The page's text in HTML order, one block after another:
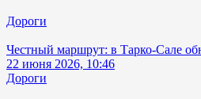
Дороги
Честный маршрут: в Тарко-Сале
22 июня 2026, 10:46
Дороги